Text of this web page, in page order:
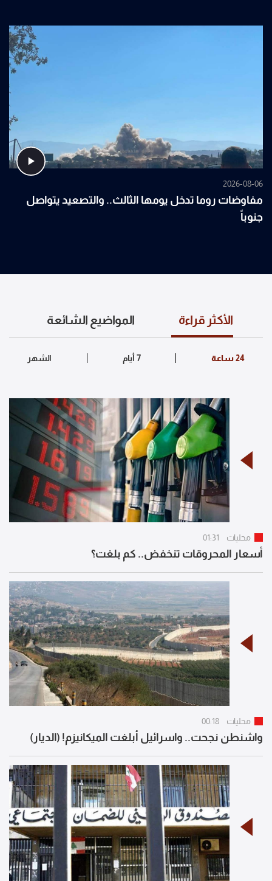
2026-08-06
مفاوضات روما تدخل يومها الثالث.. والتصعيد يتواصل
جنوباً
الأكثر قراءة المواضيع الشائعة
محليات 01:31
أسعار المحروقات تنخفض.. كم بلغت؟
محليات 00:18
واشنطن نجحت.. واسرائيل أبلغت الميكانيزم! (الديار)